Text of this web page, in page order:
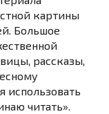
картины
Большое
рассказы,
использовать
читать».